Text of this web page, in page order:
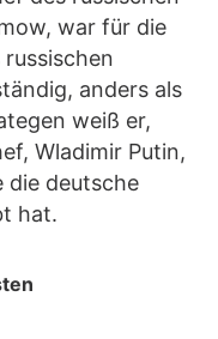
war für die
anders als
weiß er,
Wladimir Putin,
die deutsche
hat.